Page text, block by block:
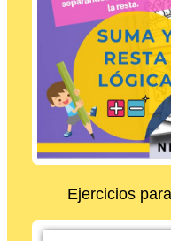
Ejercicios para